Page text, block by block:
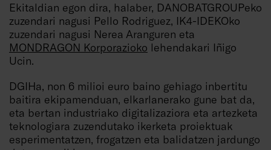
Ekitaldian egon dira, halaber, DANOBATGROUPeko
zuzendari nagusi Pello Rodriguez, IK4-IDEKOko
zuzendari nagusi Nerea Aranguren eta
MONDRAGON Korporazioko lehendakari Iñigo
Ucin.
DGIHa, non 6 milioi euro baino gehiago inbertitu
baitira ekipamenduan, elkarlanerako gune bat da,
eta bertan industriako digitalizaziora eta artezketa
teknologiara zuzendutako ikerketa proiektuak
esperimentatzen, frogatzen eta balidatzen jardungo